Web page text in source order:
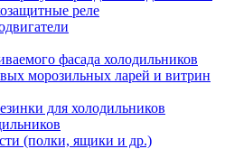
реле
фасада холодильников
морозильных ларей и витрин
для холодильников
(полки, ящики и др.)